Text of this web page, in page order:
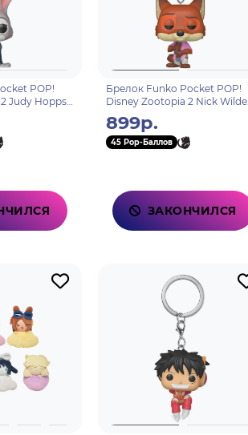
POP!
Judy Hopps
Брелок Funko Pocket POP!
Disney Zootopia 2 Nick Wilde
899р.
45 Pop-Баллов
ЗАКОНЧИЛСЯ